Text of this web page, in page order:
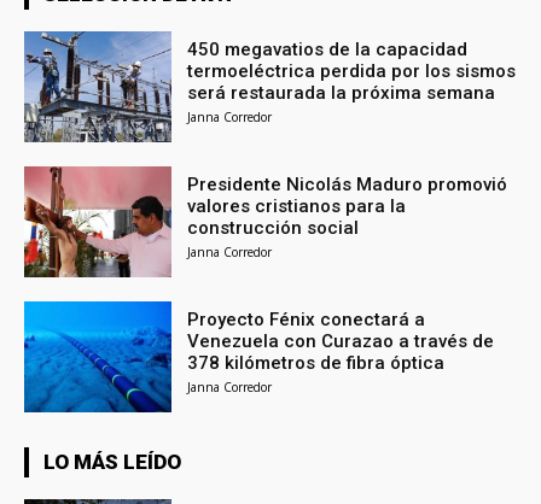
450 megavatios de la capacidad
termoeléctrica perdida por los sismos
será restaurada la próxima semana
Janna Corredor
Presidente Nicolás Maduro promovió
valores cristianos para la
construcción social
Janna Corredor
Proyecto Fénix conectará a
Venezuela con Curazao a través de
378 kilómetros de fibra óptica
Janna Corredor
LO MÁS LEÍDO